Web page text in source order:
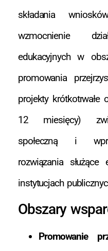
składania
wzmocnienie
edukacyjnych w
promowania
projekty krótkotrwałe
12 miesięcy)
społeczną i
rozwiązania służące
instytucjach
Obszary
Promowanie